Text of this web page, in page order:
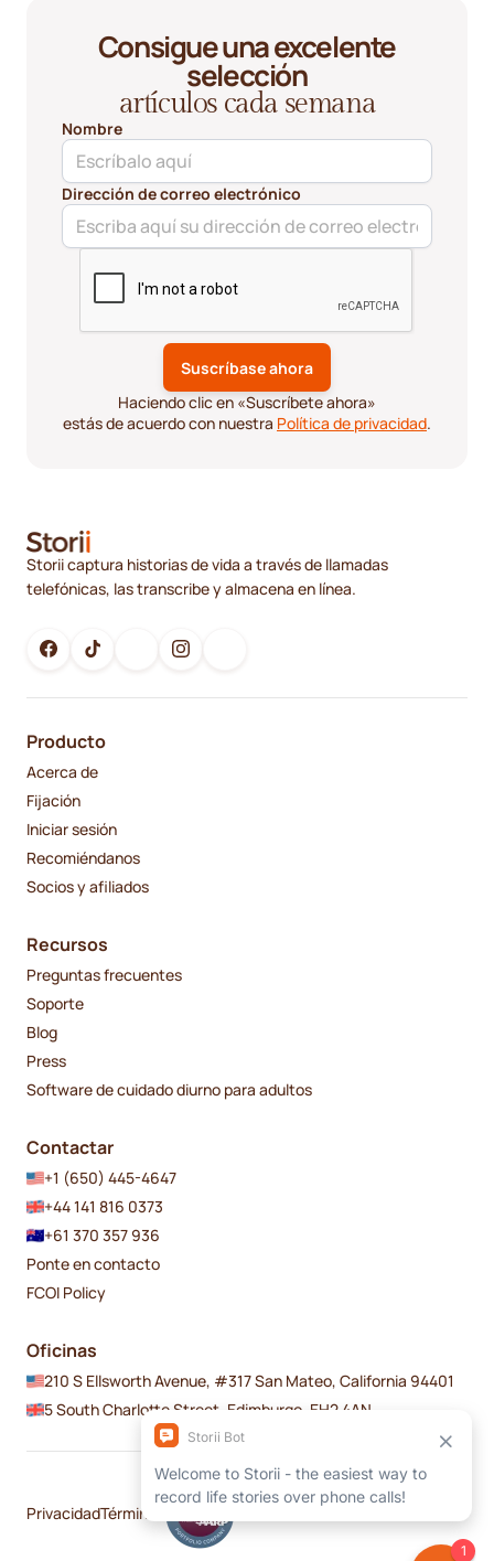
Consigue una excelente
selección
artículos cada semana
Nombre
Dirección de correo electrónico
Haciendo clic en «Suscríbete ahora»
estás de acuerdo con nuestra Política de privacidad.
Storii captura historias de vida a través de llamadas
telefónicas, las transcribe y almacena en línea.
Producto
Acerca de
Fijación
Iniciar sesión
Recomiéndanos
Socios y afiliados
Recursos
Preguntas frecuentes
Soporte
Blog
Press
Software de cuidado diurno para adultos
Contactar
+1 (650) 445-4647
+44 141 816 0373
+61 370 357 936
Ponte en contacto
FCOI Policy
Oficinas
210 S Ellsworth Avenue, #317 San Mateo, California 94401
5 South Charlotte Street, Edimburgo, EH2 4AN
PrivacidadTérminos